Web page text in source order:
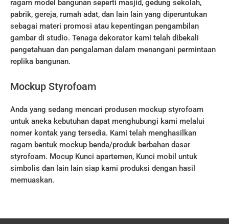
ragam model bangunan seperti masjid, gedung sekolah,
pabrik, gereja, rumah adat, dan lain lain yang diperuntukan
sebagai materi promosi atau kepentingan pengambilan
gambar di studio. Tenaga dekorator kami telah dibekali
pengetahuan dan pengalaman dalam menangani permintaan
replika bangunan.
Mockup Styrofoam
Anda yang sedang mencari produsen mockup styrofoam
untuk aneka kebutuhan dapat menghubungi kami melalui
nomer kontak yang tersedia. Kami telah menghasilkan
ragam bentuk mockup benda/produk berbahan dasar
styrofoam. Mocup Kunci apartemen, Kunci mobil untuk
simbolis dan lain lain siap kami produksi dengan hasil
memuaskan.